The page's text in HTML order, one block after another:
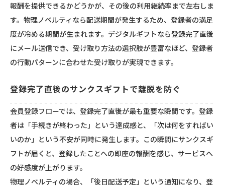
報酬を提供できるかどうかが、その後の利用継続率まで左右しま
す。物理ノベルティなら配送期間が発生するため、登録者の満足
度が冷める期間が生まれます。デジタルギフトなら登録完了直後
にメール送信でき、受け取り方法の選択肢が豊富なほど、登録者
の行動パターンに合わせた受け取りが実現できます。
登録完了直後のサンクスギフトで離脱を防ぐ
会員登録フローでは、登録完了直後が最も重要な瞬間です。登録
者は「手続きが終わった」という達成感と、「次は何をすればい
いのか」という不安が同時に発生します。この瞬間にサンクスギ
フトが届くと、登録したことへの即座の報酬を感じ、サービスへ
の好感度が上がります。
物理ノベルティの場合、「後日配送予定」という通知になり、登